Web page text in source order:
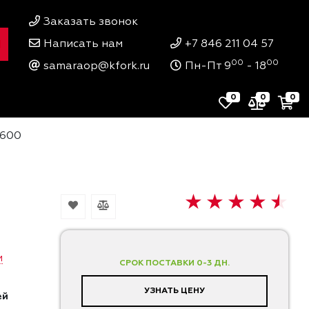
Заказать звонок
Написать нам
samaraop@kfork.ru
+7 846 211 04 57
Пн-Пт 900 - 1800
0 0 0
СРОК ПОСТАВКИ 0-3 ДН.
УЗНАТЬ ЦЕНУ